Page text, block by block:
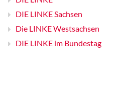
DIE LINKE Sachsen
Die LINKE Westsachsen
DIE LINKE im Bundestag